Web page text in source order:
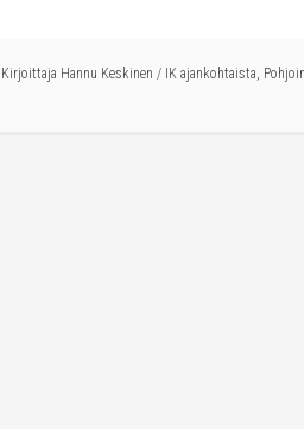
Kirjoittaja Hannu Keskinen / IK ajankohtaista